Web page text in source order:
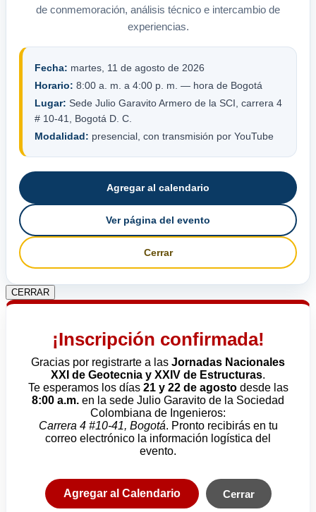
de conmemoración, análisis técnico e intercambio de
experiencias.
Fecha: martes, 11 de agosto de 2026
Horario: 8:00 a. m. a 4:00 p. m. — hora de Bogotá
Lugar: Sede Julio Garavito Armero de la SCI, carrera 4
# 10-41, Bogotá D. C.
Modalidad: presencial, con transmisión por YouTube
Agregar al calendario
Ver página del evento
Cerrar
CERRAR
¡Inscripción confirmada!
Gracias por registrarte a las Jornadas Nacionales
XXI de Geotecnia y XXIV de Estructuras.
Te esperamos los días 21 y 22 de agostodesde las
8:00 a.m. en la sede Julio Garavito de la Sociedad
Colombiana de Ingenieros:
Carrera 4 #10-41, Bogotá. Pronto recibirás en tu
correo electrónico la información logística del
evento.
Agregar al Calendario Cerrar